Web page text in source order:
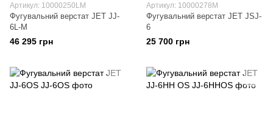
Артикул: 10000250LM
Фугувальний верстат JET JJ-
6L-M
46 295 грн
Артикул: 10000278M
Фугувальний верстат JET JSJ-
6
25 700 грн